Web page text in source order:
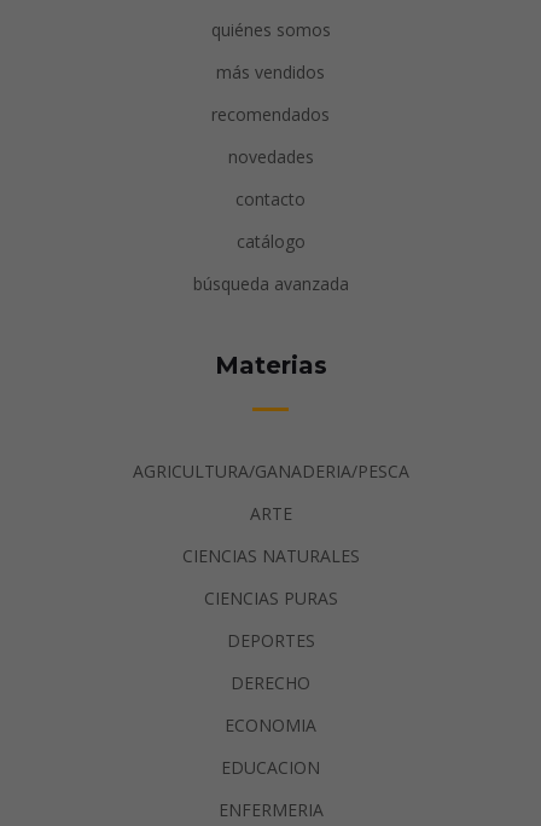
quiénes somos
más vendidos
recomendados
novedades
contacto
catálogo
búsqueda avanzada
Materias
AGRICULTURA/GANADERIA/PESCA
ARTE
CIENCIAS NATURALES
CIENCIAS PURAS
DEPORTES
DERECHO
ECONOMIA
EDUCACION
ENFERMERIA